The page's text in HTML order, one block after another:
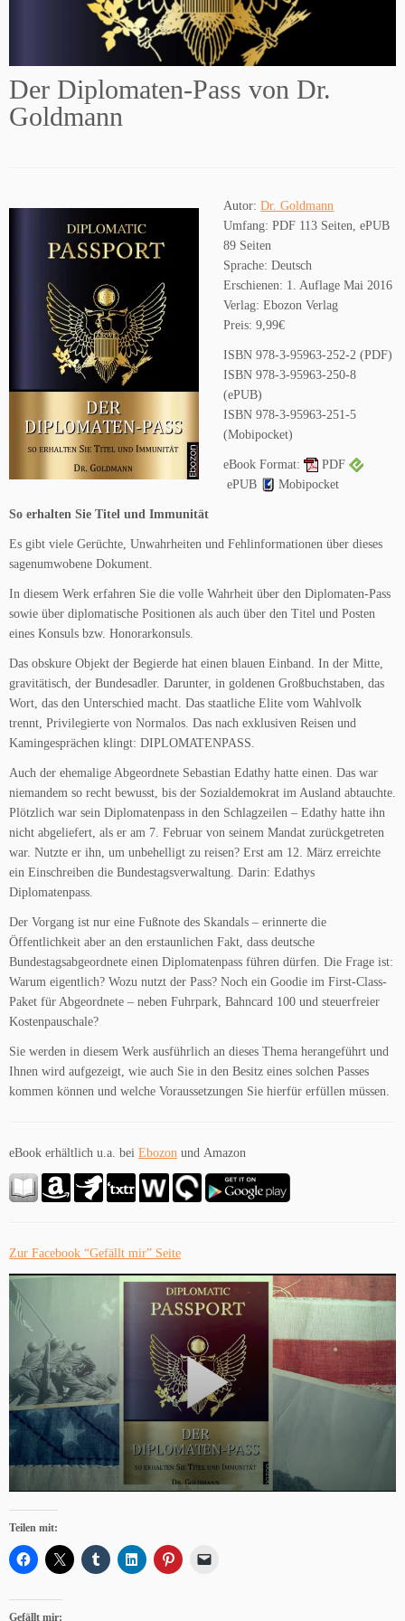
Der Diplomaten-Pass von Dr.
Goldmann
Autor:Dr. Goldmann
Umfang: PDF 113 Seiten, ePUB
89 Seiten
Sprache: Deutsch
Erschienen: 1. Auflage Mai 2016
Verlag: Ebozon Verlag
Preis: 9,99€
ISBN 978-3-95963-252-2 (PDF)
ISBN 978-3-95963-250-8
(ePUB)
ISBN 978-3-95963-251-5
(Mobipocket)
eBook Format:
PDF
ePUB
Mobipocket
So erhalten Sie Titel und Immunität
Es gibt viele Gerüchte, Unwahrheiten und Fehlinformationen über dieses
sagenumwobene Dokument.
In diesem Werk erfahren Sie die volle Wahrheit über den Diplomaten-Pass
sowie über diplomatische Positionen als auch über den Titel und Posten
eines Konsuls bzw. Honorarkonsuls.
Das obskure Objekt der Begierde hat einen blauen Einband. In der Mitte,
gravitätisch, der Bundesadler. Darunter, in goldenen Großbuchstaben, das
Wort, das den Unterschied macht. Das staatliche Elite vom Wahlvolk
trennt, Privilegierte von Normalos. Das nach exklusiven Reisen und
Kamingesprächen klingt: DIPLOMATENPASS.
Auch der ehemalige Abgeordnete Sebastian Edathy hatte einen. Das war
niemandem so recht bewusst, bis der Sozialdemokrat im Ausland abtauchte.
Plötzlich war sein Diplomatenpass in den Schlagzeilen – Edathy hatte ihn
nicht abgeliefert, als er am 7. Februar von seinem Mandat zurückgetreten
war. Nutzte er ihn, um unbehelligt zu reisen? Erst am 12. März erreichte
ein Einschreiben die Bundestagsverwaltung. Darin: Edathys
Diplomatenpass.
Der Vorgang ist nur eine Fußnote des Skandals – erinnerte die
Öffentlichkeit aber an den erstaunlichen Fakt, dass deutsche
Bundestagsabgeordnete einen Diplomatenpass führen dürfen. Die Frage ist:
Warum eigentlich? Wozu nutzt der Pass? Noch ein Goodie im First-Class-
Paket für Abgeordnete – neben Fuhrpark, Bahncard 100 und steuerfreier
Kostenpauschale?
Sie werden in diesem Werk ausführlich an dieses Thema herangeführt und
Ihnen wird aufgezeigt, wie auch Sie in den Besitz eines solchen Passes
kommen können und welche Voraussetzungen Sie hierfür erfüllen müssen.
eBook erhältlich u.a. bei Ebozon und Amazon
Zur Facebook “Gefällt mir” Seite
Teilen mit:
Gefällt mir: